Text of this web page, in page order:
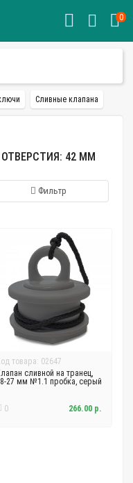
0
Сливные клапана
42 ММ
Фильтр
товара: 02647
сливной на транец,
27 мм №1.1 пробка, серый
0 266.00 р.